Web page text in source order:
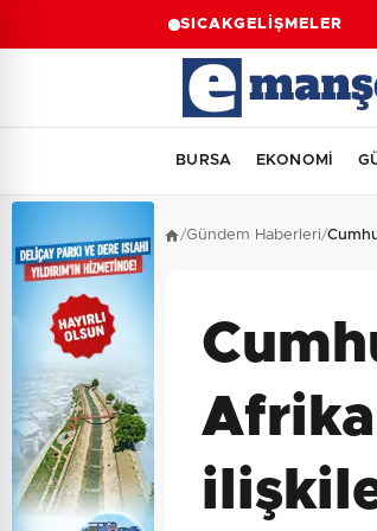
SICAKGELİŞMELERAv.
BURSA EKONOMİ
/Gündem Haberleri/